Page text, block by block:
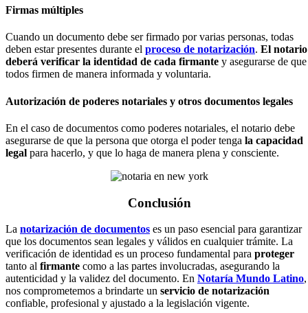
Firmas múltiples
Cuando un documento debe ser firmado por varias personas, todas
deben estar presentes durante el proceso de notarización. El notario
deberá verificar la identidad de cada firmante y asegurarse de que
todos firmen de manera informada y voluntaria.
Autorización de poderes notariales y otros documentos legales
En el caso de documentos como poderes notariales, el notario debe
asegurarse de que la persona que otorga el poder tenga la capacidad
legal para hacerlo, y que lo haga de manera plena y consciente.
Conclusión
La notarización de documentos es un paso esencial para garantizar
que los documentos sean legales y válidos en cualquier trámite. La
verificación de identidad es un proceso fundamental para proteger
tanto al firmante como a las partes involucradas, asegurando la
autenticidad y la validez del documento. En Notaría Mundo Latino,
nos comprometemos a brindarte un servicio de notarización
confiable, profesional y ajustado a la legislación vigente.